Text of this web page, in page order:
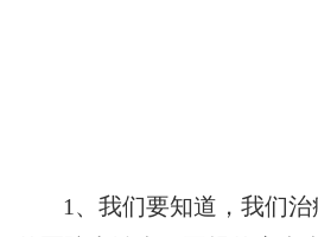
1、我们要知道，我们